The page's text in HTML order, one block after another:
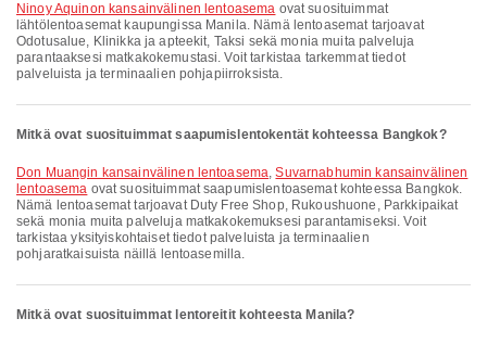
Ninoy Aquinon kansainvälinen lentoasema ovat suosituimmat
lähtölentoasemat kaupungissa Manila. Nämä lentoasemat tarjoavat
Odotusalue, Klinikka ja apteekit, Taksi sekä monia muita palveluja
parantaaksesi matkakokemustasi. Voit tarkistaa tarkemmat tiedot
palveluista ja terminaalien pohjapiirroksista.
Mitkä ovat suosituimmat saapumislentokentät kohteessa Bangkok?
Don Muangin kansainvälinen lentoasema,Suvarnabhumin kansainvälinen
lentoasema ovat suosituimmat saapumislentoasemat kohteessa Bangkok.
Nämä lentoasemat tarjoavat Duty Free Shop, Rukoushuone, Parkkipaikat
sekä monia muita palveluja matkakokemuksesi parantamiseksi. Voit
tarkistaa yksityiskohtaiset tiedot palveluista ja terminaalien
pohjaratkaisuista näillä lentoasemilla.
Mitkä ovat suosituimmat lentoreitit kohteesta Manila?